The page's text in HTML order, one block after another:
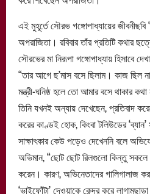
এই মুহূর্তে সৌরভ গঙ্গোপাধ্যায়ের
অপরাজিতা। রবিবার তাঁর প্রতিটি কথার
সৌরভের মা নিরূপা গঙ্গোপাধ্যায় হিসাবে
“তার আগে ছ’মাস বসে ছিলাম। কাজ
মন্ত্রী-ঘনিষ্ঠ হলে তো আমার বসে থাকার
তিনি যখনই অন্যায় দেখেছেন, প্রতিবাদ
করের কাণ্ডই হোক, কিংবা টলিউডের
সাক্ষাৎকার কেউ পড়েও দেখেননি বলে
অভিমান, “ছোট ছোট রিলগুলো কিন্তু
করেন। কারণ, অভিনেতাদের গালিগালাজ
‘ভাইফোঁটা’ দেওয়াকে কেন্দ্র করে